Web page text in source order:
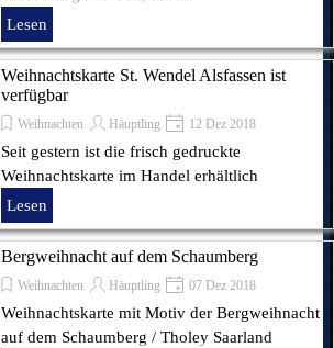
Lesen
Weihnachtskarte St. Wendel Alsfassen ist
verfügbar
Weihnachten Häuptling 12 Dez 2018
Seit gestern ist die frisch gedruckte
Weihnachtskarte im Handel erhältlich
Lesen
Bergweihnacht auf dem Schaumberg
Weihnachten Häuptling 07 Dez 2018
Weihnachtskarte mit Motiv der Bergweihnacht
auf dem Schaumberg / Tholey Saarland